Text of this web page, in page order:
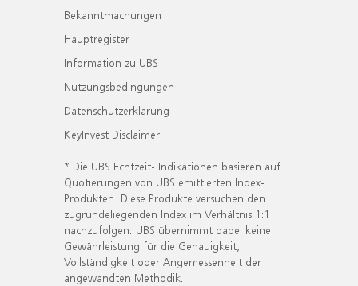
Bekanntmachungen
Hauptregister
Information zu UBS
Nutzungsbedingungen
Datenschutzerklärung
KeyInvest Disclaimer
* Die UBS Echtzeit- Indikationen basieren auf
Quotierungen von UBS emittierten Index-
Produkten. Diese Produkte versuchen den
zugrundeliegenden Index im Verhältnis 1:1
nachzufolgen. UBS übernimmt dabei keine
Gewährleistung für die Genauigkeit,
Vollständigkeit oder Angemessenheit der
angewandten Methodik.